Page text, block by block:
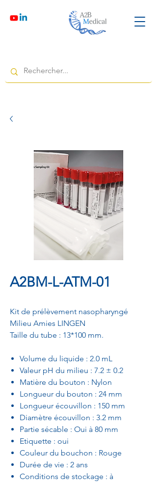
A2BM-L-ATM-01
Kit de prélèvement nasopharyngé
Milieu Amies LINGEN
Taille du tube : 13*100 mm.
Volume du liquide : 2.0 mL
Valeur pH du milieu : 7.2 ± 0.2
Matière du bouton : Nylon
Longueur du bouton : 24 mm
Longueur écouvillon : 150 mm
Diamètre écouvillon : 3.2 mm
Partie sécable : Oui à 80 mm
Etiquette : oui
Couleur du bouchon : Rouge
Durée de vie : 2 ans
Conditions de stockage : à